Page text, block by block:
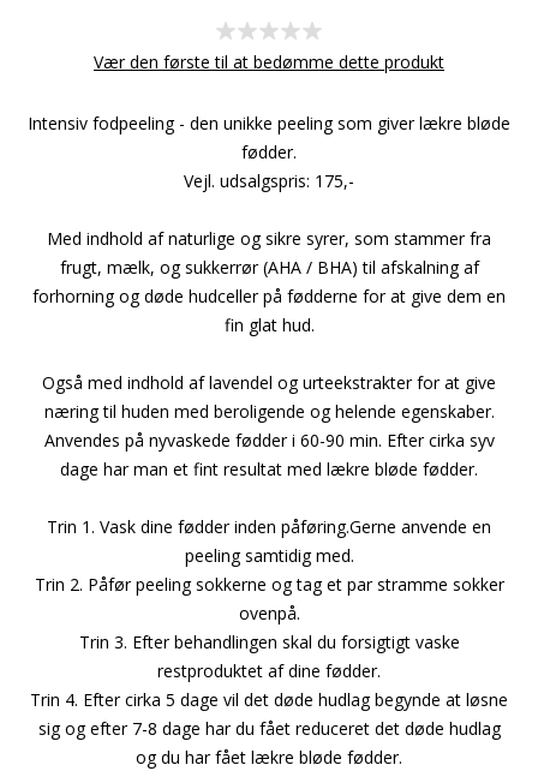
Vær den første til at bedømme dette produkt
Intensiv fodpeeling - den unikke peeling som giver lækre bløde
fødder.
Vejl. udsalgspris: 175,-
Med indhold af naturlige og sikre syrer, som stammer fra
frugt, mælk, og sukkerrør (AHA / BHA) til afskalning af
forhorning og døde hudceller på fødderne for at give dem en
fin glat hud.
Også med indhold af lavendel og urteekstrakter for at give
næring til huden med beroligende og helende egenskaber.
Anvendes på nyvaskede fødder i 60-90 min. Efter cirka syv
dage har man et fint resultat med lækre bløde fødder.
Trin 1. Vask dine fødder inden påføring.Gerne anvende en
peeling samtidig med.
Trin 2. Påfør peeling sokkerne og tag et par stramme sokker
ovenpå.
Trin 3. Efter behandlingen skal du forsigtigt vaske
restproduktet af dine fødder.
Trin 4. Efter cirka 5 dage vil det døde hudlag begynde at løsne
sig og efter 7-8 dage har du fået reduceret det døde hudlag
og du har fået lækre bløde fødder.